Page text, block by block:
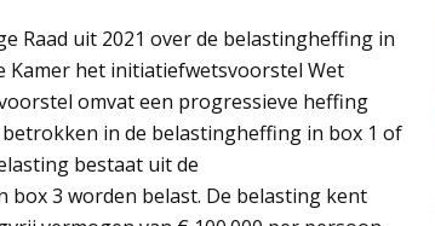
Raad uit 2021 over de belastingheffing in
Kamer het initiatiefwetsvoorstel Wet
omvat een progressieve heffing
in de belastingheffing in box 1 of
bestaat uit de
box 3 worden belast. De belasting kent